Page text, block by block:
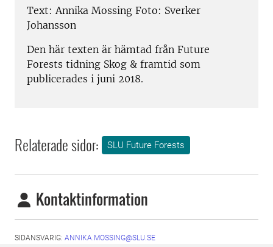
Text: Annika Mossing Foto: Sverker
Johansson
Den här texten är hämtad från Future
Forests tidning Skog & framtid som
publicerades i juni 2018.
Relaterade sidor: SLU Future Forests
Kontaktinformation
SIDANSVARIG: ANNIKA.MOSSING@SLU.SE